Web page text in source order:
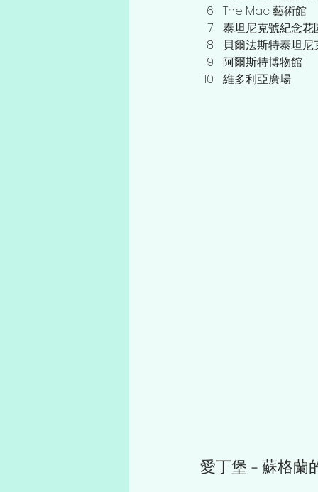
The Mac 藝術館
泰坦尼克號紀念花
貝爾法斯特泰坦
阿爾斯特博物館
維多利亞廣場
愛丁堡 - 蘇格蘭